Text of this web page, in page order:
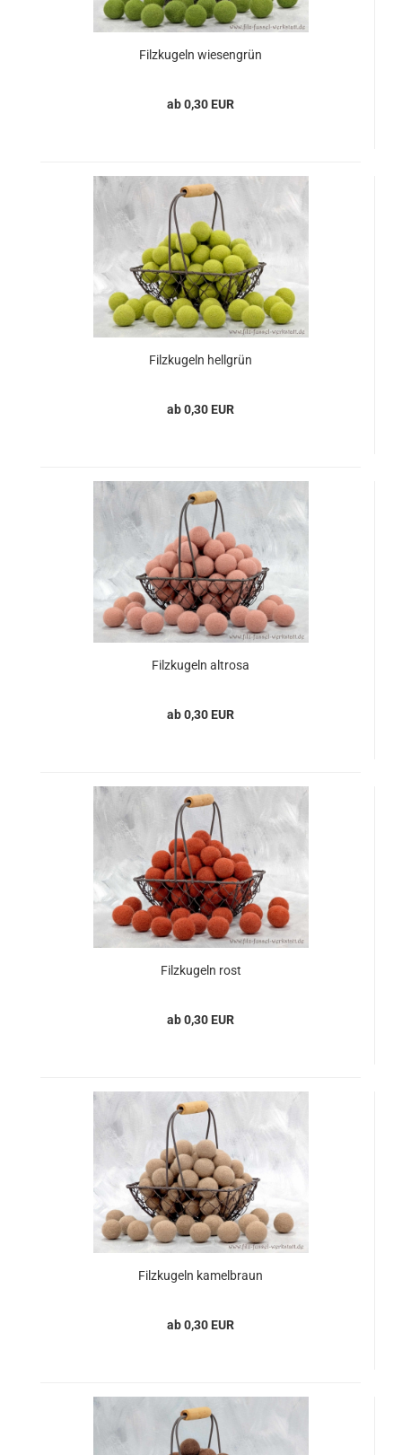
Filzkugeln wiesengrün
ab 0,30 EUR
Filzkugeln hellgrün
ab 0,30 EUR
Filzkugeln altrosa
ab 0,30 EUR
Filzkugeln rost
ab 0,30 EUR
Filzkugeln kamelbraun
ab 0,30 EUR